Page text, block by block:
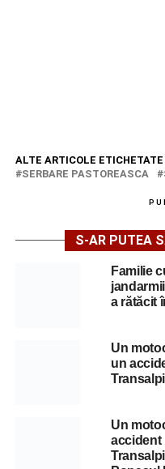
ALTE ARTICOLE ETICHETATE
SERBARE PASTOREASCA
S-AR PUTEA
Familie
a rătăcit
Un
un
Un
accident